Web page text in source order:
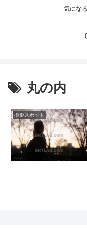
気にな
丸の内
撮影スポット